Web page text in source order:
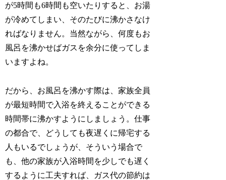
が5時間も6時間も空いたりすると、お湯
が冷めてしまい、そのたびに沸かさなけ
ればなりません。当然ながら、何度もお
風呂を沸かせばガスを余分に使ってしま
いますよね。
だから、お風呂を沸かす際は、家族全員
が最短時間で入浴を終えることができる
時間帯に沸かすようにしましょう。仕事
の都合で、どうしても夜遅くに帰宅する
人もいるでしょうが、そういう場合で
も、他の家族が入浴時間を少しでも遅く
するように工夫すれば、ガス代の節約は